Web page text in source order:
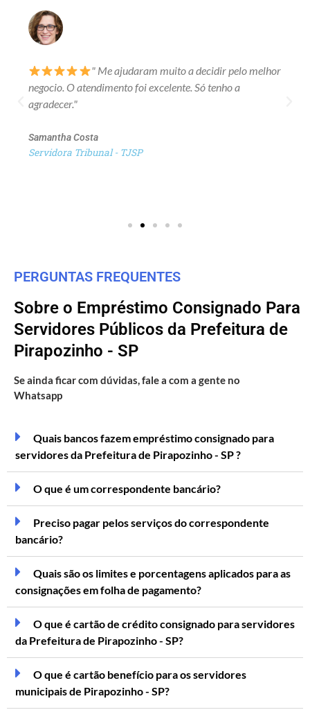
" Me ajudaram muito a decidir pelo melhor
negocio. O atendimento foi excelente. Só tenho a
agradecer."
Samantha Costa
Servidora Tribunal - TJSP
PERGUNTAS FREQUENTES
Sobre o Empréstimo Consignado Para
Servidores Públicos da Prefeitura de
Pirapozinho - SP
Se ainda ficar com dúvidas, fale a com a gente no
Whatsapp
Quais bancos fazem empréstimo consignado para
servidores da Prefeitura de Pirapozinho - SP ?
O que é um correspondente bancário?
Preciso pagar pelos serviços do correspondente
bancário?
Quais são os limites e porcentagens aplicados para as
consignações em folha de pagamento?
O que é cartão de crédito consignado para servidores
da Prefeitura de Pirapozinho - SP?
O que é cartão benefício para os servidores
municipais de Pirapozinho - SP?